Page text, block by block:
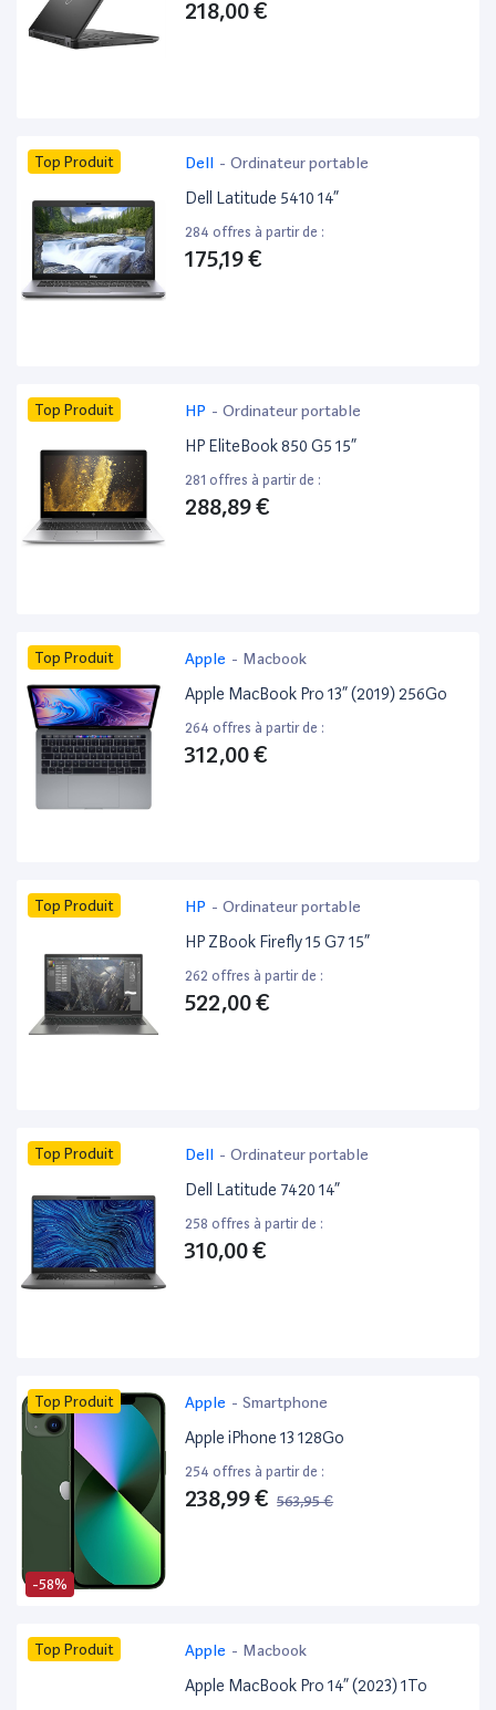
218,00 €
Top Produit Dell - Ordinateur portable
Dell Latitude 5410 14”
284 offres à partir de :
175,19 €
Top Produit HP - Ordinateur portable
HP EliteBook 850 G5 15”
281 offres à partir de :
288,89 €
Top Produit Apple - Macbook
Apple MacBook Pro 13” (2019) 256Go
264 offres à partir de :
312,00 €
Top Produit HP - Ordinateur portable
HP ZBook Firefly 15 G7 15”
262 offres à partir de :
522,00 €
Top Produit Dell - Ordinateur portable
Dell Latitude 7420 14”
258 offres à partir de :
310,00 €
-58%
Top Produit Apple - Smartphone
Apple iPhone 13 128Go
254 offres à partir de :
238,99 € 563,95 €
Top Produit Apple - Macbook
Apple MacBook Pro 14” (2023) 1To